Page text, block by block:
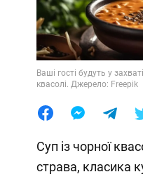
Ваші гості будуть у
квасолі. Джерело: Freepik
Суп із чорної
страва, класика